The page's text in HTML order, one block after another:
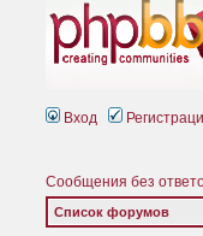
Вход
Сообщения без
Список форумов